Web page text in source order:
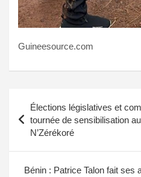
Guineesource.com
Navigation
de
l’article
Élections législatives et
tournée de sensibilisation
N’Zérékoré
Bénin : Patrice Talon fait ses